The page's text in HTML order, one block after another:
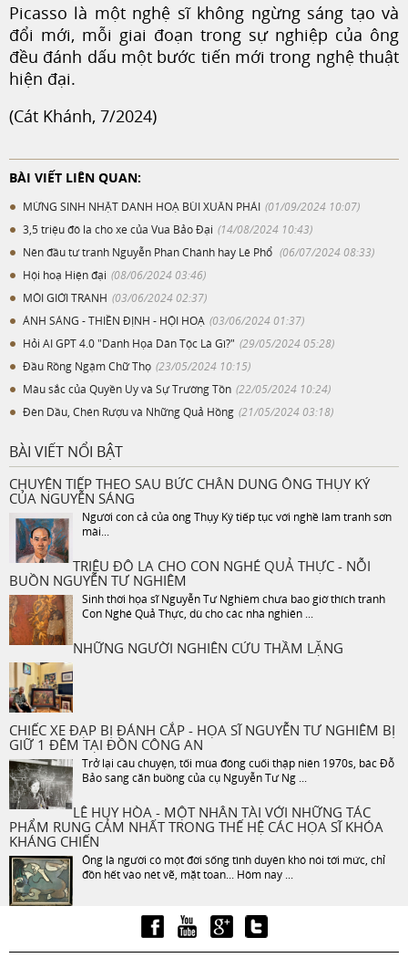
Picasso là một nghệ sĩ không ngừng sáng tạo và
đổi mới, mỗi giai đoạn trong sự nghiệp của ông
đều đánh dấu một bước tiến mới trong nghệ thuật
hiện đại.
(Cát Khánh, 7/2024)
BÀI VIẾT LIÊN QUAN:
MỪNG SINH NHẬT DANH HOẠ BÙI XUÂN PHÁI (01/09/2024 10:07)
3,5 triệu đô la cho xe của Vua Bảo Đại (14/08/2024 10:43)
Nên đầu tư tranh Nguyễn Phan Chánh hay Lê Phổ (06/07/2024 08:33)
Hội hoạ Hiện đại (08/06/2024 03:46)
MÔI GIỚI TRANH (03/06/2024 02:37)
ÁNH SÁNG - THIỀN ĐỊNH - HỘI HOẠ (03/06/2024 01:37)
Hỏi AI GPT 4.0 "Danh Họa Dân Tộc Là Gì?" (29/05/2024 05:28)
Đầu Rồng Ngậm Chữ Thọ (23/05/2024 10:15)
Màu sắc của Quyền Uy và Sự Trường Tồn (22/05/2024 10:24)
Đèn Dầu, Chén Rượu và Những Quả Hồng (21/05/2024 03:18)
BÀI VIẾT NỔI BẬT
CHUYỆN TIẾP THEO SAU BỨC CHÂN DUNG ÔNG THỤY KÝ
CỦA NGUYỄN SÁNG
Người con cả của ông Thụy Ký tiếp tục với nghề làm tranh sơn
mài...
TRIỆU ĐÔ LA CHO CON NGHÉ QUẢ THỰC - NỖI
BUỒN NGUYỄN TƯ NGHIÊM
Sinh thời họa sĩ Nguyễn Tư Nghiêm chưa bao giờ thích tranh
Con Nghé Quả Thực, dù cho các nhà nghiên ...
NHỮNG NGƯỜI NGHIÊN CỨU THẦM LẶNG
CHIẾC XE ĐẠP BỊ ĐÁNH CẮP - HỌA SĨ NGUYỄN TƯ NGHIÊM BỊ
GIỮ 1 ĐÊM TẠI ĐỒN CÔNG AN
Trở lại câu chuyện, tối mùa đông cuối thập niên 1970s, bác Đỗ
Bảo sang căn buồng của cụ Nguyễn Tư Ng ...
LÊ HUY HÒA - MỘT NHÂN TÀI VỚI NHỮNG TÁC
PHẨM RUNG CẢM NHẤT TRONG THẾ HỆ CÁC HỌA SĨ KHÓA
KHÁNG CHIẾN
Ông là người có một đời sống tình duyên khó nói tới mức, chỉ
đồn hết vào nét vẽ, mặt toan... Hôm nay ...